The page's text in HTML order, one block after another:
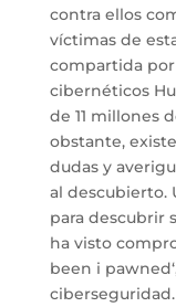
contra ellos
víctimas de
compartida
cibernéticos
de 11 millones
obstante,
dudas y
al descubierto.
para descubrir
ha visto
been i